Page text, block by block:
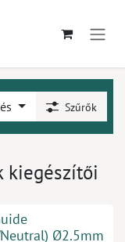
Szűrők
kiegészítői
Ø2.5mm